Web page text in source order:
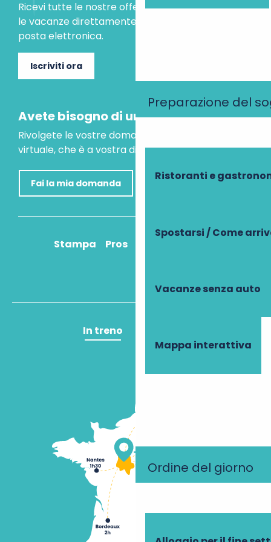
Preparazione del
Ristoranti e
Spostarsi / Come
Vacanze senza auto
Mappa interattiva
Ordine del giorno
Ricevi tutte le nostre offerte speciali e le idee per
le vacanze direttamente nella tua casella di
posta elettronica.
Iscriviti ora
Avete bisogno di un consiglio?
Rivolgete le vostre domande al nostro assistente
virtuale, che è a vostra disposizione per aiutarvi.
Fai la mia domanda
Stampa Pros
In treno